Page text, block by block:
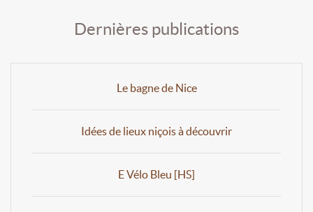
Dernières publications
Le bagne de Nice
Idées de lieux niçois à découvrir
E Vélo Bleu [HS]